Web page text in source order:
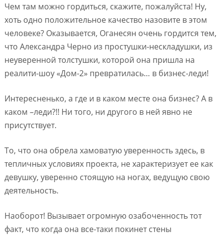
Чем там можно гордиться, скажите, пожалуйста! Ну,
хоть одно положительное качество назовите в этом
человеке? Оказывается, Оганесян очень гордится тем,
что Александра Черно из простушки-нескладушки, из
неуверенной толстушки, которой она пришла на
реалити-шоу «Дом-2» превратилась… в бизнес-леди!
Интересненько, а где и в каком месте она бизнес? А в
каком –леди?!! Ни того, ни другого в ней явно не
присутствует.
То, что она обрела хамоватую уверенность здесь, в
тепличных условиях проекта, не характеризует ее как
девушку, уверенно стоящую на ногах, ведущую свою
деятельность.
Наоборот! Вызывает огромную озабоченность тот
факт, что когда она все-таки покинет стены